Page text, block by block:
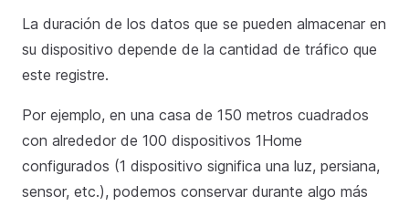
La duración de los datos que se pueden almacenar en
su dispositivo depende de la cantidad de tráfico que
este registre.
Por ejemplo, en una casa de 150 metros cuadrados
con alrededor de 100 dispositivos 1Home
configurados (1 dispositivo significa una luz, persiana,
sensor, etc.), podemos conservar durante algo más